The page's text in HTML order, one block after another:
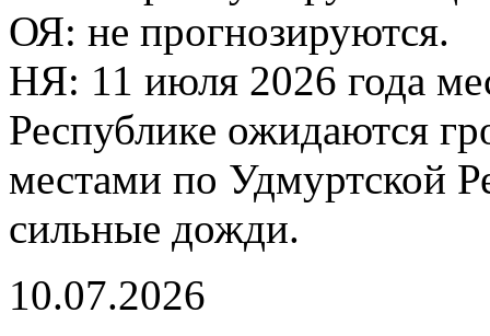
ОЯ: не прогнозируются.
НЯ: 11 июля 2026 года
Республике ожидаются
местами по Удмуртской
сильные дожди.
10.07.2026